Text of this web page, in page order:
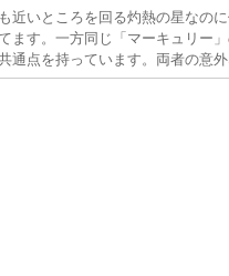
近いところを回る灼熱の星なの
ます。一方同じ「マーキュリー
通点を持っています。両者の意